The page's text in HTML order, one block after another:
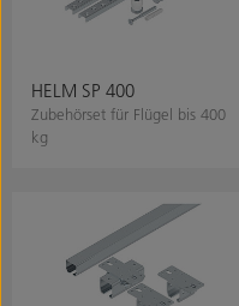
HELM SP 400
Zubehörset für Flügel bis 400
kg